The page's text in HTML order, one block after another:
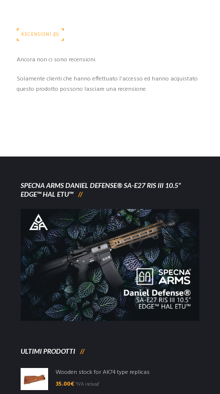
RECENSIONI (0)
Ancora non ci sono recensioni.
Solamente clienti che hanno effettuato l'accesso ed hanno acquistato
questo prodotto possono lasciare una recensione.
SPECNA ARMS DANIEL DEFENSE® SA-E27 RIS III 10.5”
EDGE™ HAL ETU™
ULTIMI PRODOTTI
Wooden stock for AK74 type replicas
35.00€ "IVA inclusa"